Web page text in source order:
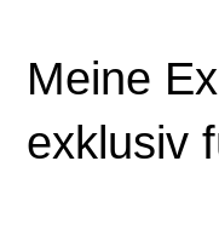
Meine
exklusiv